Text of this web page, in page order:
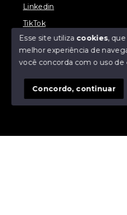
Olá! Estamos
Linkedin
TikTok
© Copyright 2026 - Nova
SITE PARA IMOBILIARIA
Esse site utiliza cookies,
melhor experiência de
você concorda com o uso de
Concordo, continuar